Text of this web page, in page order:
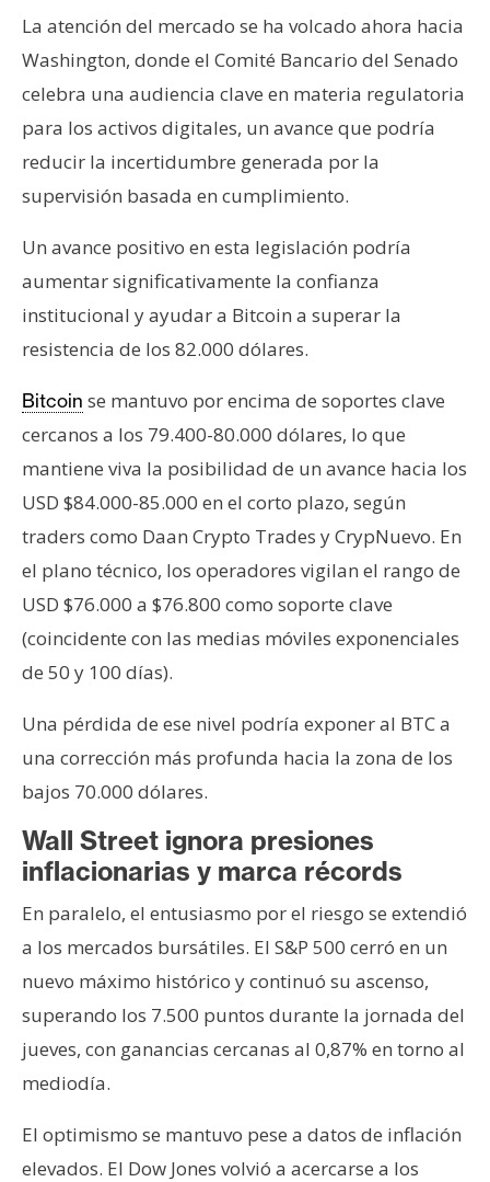
La atención del mercado se ha volcado ahora hacia
Washington, donde el Comité Bancario del Senado
celebra una audiencia clave en materia regulatoria
para los activos digitales, un avance que podría
reducir la incertidumbre generada por la
supervisión basada en cumplimiento.
Un avance positivo en esta legislación podría
aumentar significativamente la confianza
institucional y ayudar a Bitcoin a superar la
resistencia de los 82.000 dólares.
Bitcoin se mantuvo por encima de soportes clave
cercanos a los 79.400-80.000 dólares, lo que
mantiene viva la posibilidad de un avance hacia los
USD $84.000-85.000 en el corto plazo, según
traders como Daan Crypto Trades y CrypNuevo. En
el plano técnico, los operadores vigilan el rango de
USD $76.000 a $76.800 como soporte clave
(coincidente con las medias móviles exponenciales
de 50 y 100 días).
Una pérdida de ese nivel podría exponer al BTC a
una corrección más profunda hacia la zona de los
bajos 70.000 dólares.
Wall Street ignora presiones
inflacionarias y marca récords
En paralelo, el entusiasmo por el riesgo se extendió
a los mercados bursátiles. El S&P 500 cerró en un
nuevo máximo histórico y continuó su ascenso,
superando los 7.500 puntos durante la jornada del
jueves, con ganancias cercanas al 0,87% en torno al
mediodía.
El optimismo se mantuvo pese a datos de inflación
elevados. El Dow Jones volvió a acercarse a los